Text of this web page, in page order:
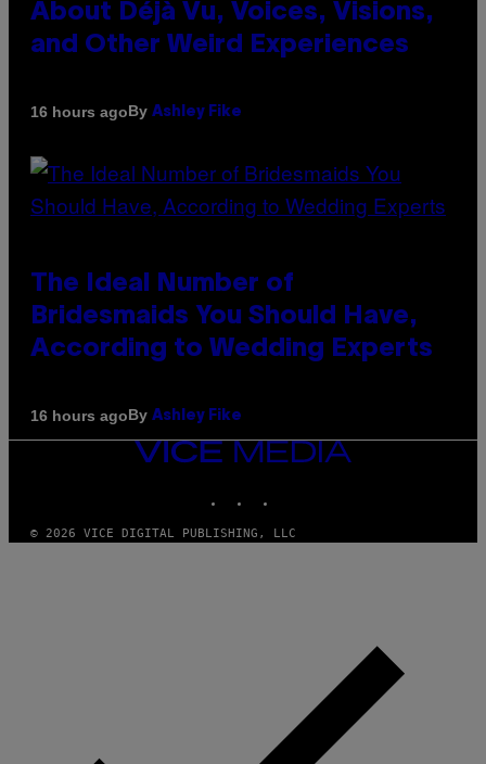
About Déjà Vu, Voices, Visions,
and Other Weird Experiences
16 hours agoBy Ashley Fike
The Ideal Number of
Bridesmaids You Should Have,
According to Wedding Experts
16 hours agoBy Ashley Fike
VICE
© 2026 VICE DIGITAL PUBLISHING, LLC